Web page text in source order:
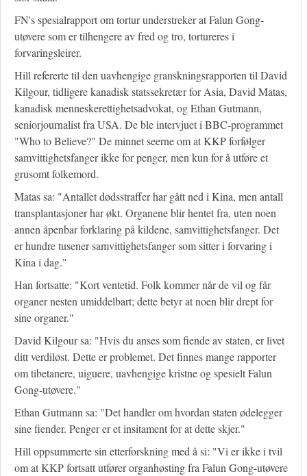
FN's spesialrapport om tortur understreker at Falun Gong-
utøvere som er tilhengere av fred og tro, tortureres i
forvaringsleirer.
Hill refererte til den uavhengige granskningsrapporten til David
Kilgour, tidligere kanadisk statssekretær for Asia, David Matas,
kanadisk menneskerettighetsadvokat, og Ethan Gutmann,
seniorjournalist fra USA. De ble intervjuet i BBC-programmet
"Who to Believe?" De minnet seerne om at KKP forfølger
samvittighetsfanger ikke for penger, men kun for å utføre et
grusomt folkemord.
Matas sa: "Antallet dødsstraffer har gått ned i Kina, men antall
transplantasjoner har økt. Organene blir hentet fra, uten noen
annen åpenbar forklaring på kildene, samvittighetsfanger. Det
er hundre tusener samvittighetsfanger som sitter i forvaring i
Kina i dag."
Han fortsatte: "Kort ventetid. Folk kommer når de vil og får
organer nesten umiddelbart; dette betyr at noen blir drept for
sine organer."
David Kilgour sa: "Hvis du anses som fiende av staten, er livet
ditt verdiløst. Dette er problemet. Det finnes mange rapporter
om tibetanere, uiguere, uavhengige kristne og spesielt Falun
Gong-utøvere."
Ethan Gutmann sa: "Det handler om hvordan staten ødelegger
sine fiender. Penger er et insitament for at dette skjer."
Hill oppsummerte sin etterforskning med å si: "Vi er ikke i tvil
om at KKP fortsatt utfører organhøsting fra Falun Gong-utøvere